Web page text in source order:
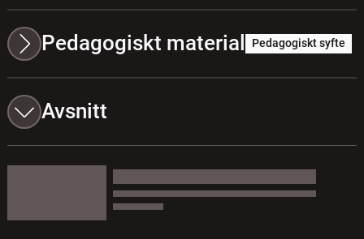
Pedagogiskt material Pedagogiskt syfte
Avsnitt